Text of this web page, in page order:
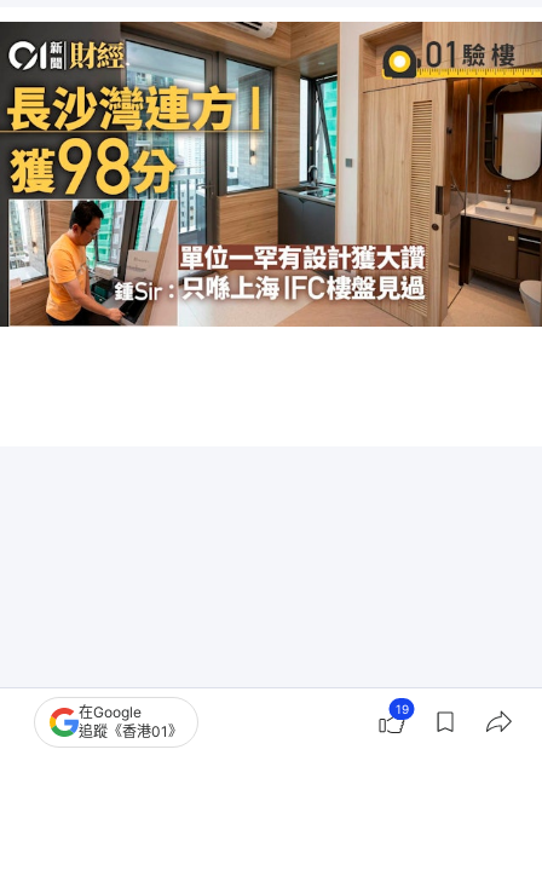
在Google
追蹤《香港01》
19